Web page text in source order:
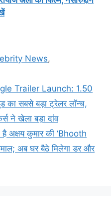
News,
Trailer Launch: 1.50
का सबसे बड़ा ट्रेलर लॉन्च,
ने खेला बड़ा दांव
अक्षय कुमार की ‘Bhooth
अब घर बैठे मिलेगा डर और